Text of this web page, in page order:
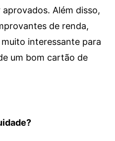
Além disso,
de renda,
interessante para
um bom cartão de